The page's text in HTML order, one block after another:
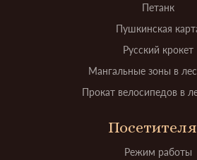
Петанк
Пушкинская
Русский крокет
Мангальные зоны в
Прокат велосипедов в
Режим работы